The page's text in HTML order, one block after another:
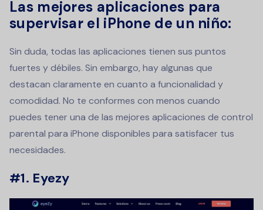
Las mejores aplicaciones para
supervisar el iPhone de un niño:
Sin duda, todas las aplicaciones tienen sus puntos
fuertes y débiles. Sin embargo, hay algunas que
destacan claramente en cuanto a funcionalidad y
comodidad. No te conformes con menos cuando
puedes tener una de las mejores aplicaciones de control
parental para iPhone disponibles para satisfacer tus
necesidades.
#1. Eyezy